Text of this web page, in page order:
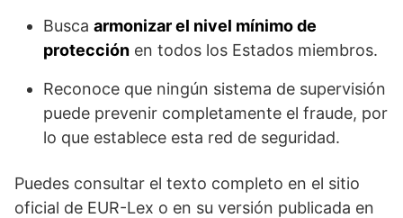
Busca armonizar el nivel mínimo de
protección en todos los Estados miembros.
Reconoce que ningún sistema de supervisión
puede prevenir completamente el fraude, por
lo que establece esta red de seguridad.
Puedes consultar el texto completo en el sitio
oficial de EUR-Lex o en su versión publicada en